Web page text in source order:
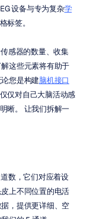
设备与专为复杂学
标签。
感器的数量、收集
这些元素将有助于
您是构建脑机接口
仅对自己大脑活动感
晰。 让我们拆解一
数，它们对应着设
上不同位置的电活
，提供更详细、空